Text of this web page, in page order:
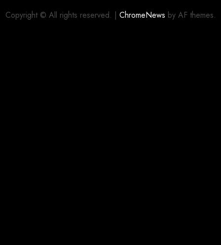
Copyright © All rights reserved. | ChromeNews by AF themes.